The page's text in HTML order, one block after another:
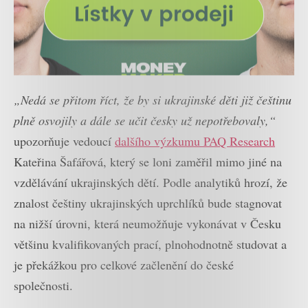
„Nedá se přitom říct, že by si ukrajinské děti již češtinu
plně osvojily a dále se učit česky už nepotřebovaly,“
upozorňuje vedoucí dalšího výzkumu PAQ Research
Kateřina Šafářová, který se loni zaměřil mimo jiné na
vzdělávání ukrajinských dětí. Podle analytiků hrozí, že
znalost češtiny ukrajinských uprchlíků bude stagnovat
na nižší úrovni, která neumožňuje vykonávat v Česku
většinu kvalifikovaných prací, plnohodnotně studovat a
je překážkou pro celkové začlenění do české
společnosti.